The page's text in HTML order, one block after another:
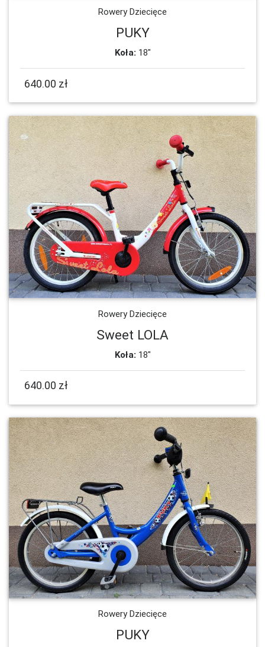
Rowery Dziecięce
PUKY
Koła: 18"
640.00 zł
Rowery Dziecięce
Sweet LOLA
Koła: 18"
640.00 zł
Rowery Dziecięce
PUKY